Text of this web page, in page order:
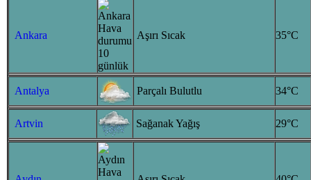
Ankara Aşırı Sıcak 35°C
Antalya Parçalı Bulutlu 34°C
Artvin Sağanak Yağış 29°C